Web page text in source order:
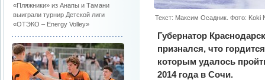
«Пляжники» из Анапы и Тамани
выиграли турнир Детской лиги
«ОТЭКО – Energy Volley»
Текст: Максим Осадник. Фото: Koki
Губернатор
признался, что
которым удалось
2014 года в Сочи.